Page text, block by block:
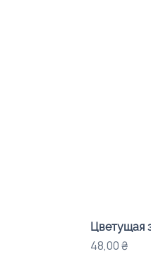
Цветущая
Цена
48,00 ₴